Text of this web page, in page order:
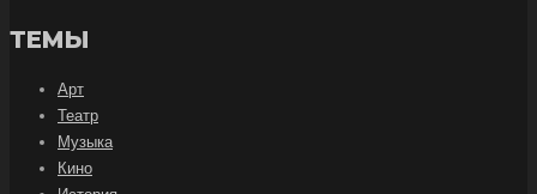
ТЕМЫ
Арт
Театр
Музыка
Кино